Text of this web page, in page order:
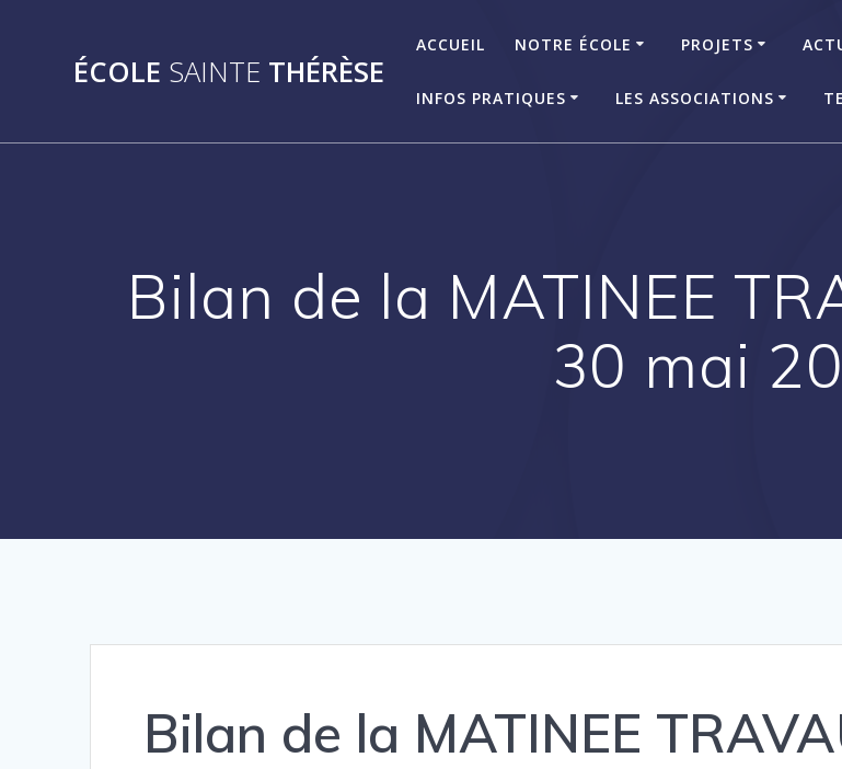
ÉCOLE SAINTE THÉRÈSE
ACCUEIL NOTRE ÉCOLE PROJETS
INFOS PRATIQUES LES ASSOCIATIONS
Bilan de la MATINEE
30 mai
Bilan de la MATINEE